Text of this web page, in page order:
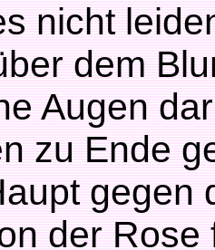
nicht
dem
Augen
zu Ende
gegen
der